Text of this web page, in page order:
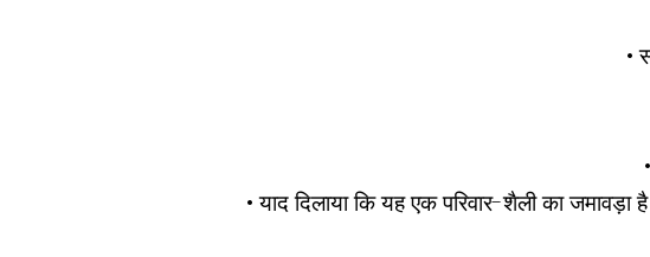
•
• याद दिलाया कि यह एक परिवार-शैली का